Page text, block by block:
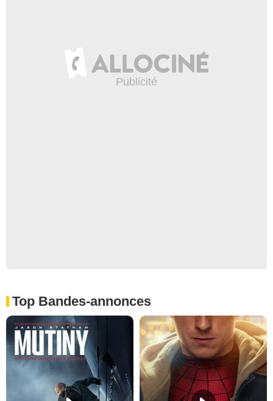
Top Bandes-annonces